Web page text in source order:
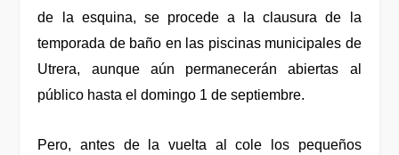
de la esquina, se procede a la clausura de la
temporada de baño en las piscinas municipales de
Utrera, aunque aún permanecerán abiertas al
público hasta el domingo 1 de septiembre.
Pero, antes de la vuelta al cole los pequeños